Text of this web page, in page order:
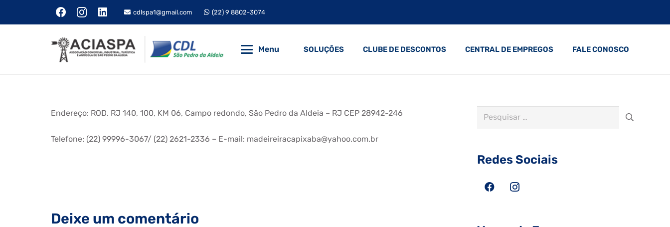
cdlspa1@gmail.com (22) 9 8802-3074
Menu SOLUÇÕES CLUBE DE DESCONTOS CENTRAL DE EMPREGOS FALE CONOSCO
Endereço: ROD. RJ 140, 100, KM 06, Campo redondo, São Pedro da Aldeia – RJ CEP 28942-246
Telefone: (22) 99996-3067/ (22) 2621-2336 – E-mail: madeireiracapixaba@yahoo.com.br
Deixe um comentário
Pesquisar
Redes Sociais